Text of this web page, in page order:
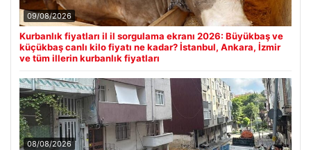
09/08/2026
Kurbanlık fiyatları il il sorgulama ekranı 2026: Büyükbaş ve
küçükbaş canlı kilo fiyatı ne kadar? İstanbul, Ankara, İzmir
ve tüm illerin kurbanlık fiyatları
08/08/2026